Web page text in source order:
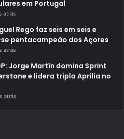
em Portugal
atrás
Rego faz seis em seis e
pentacampeão dos Açores
atrás
Jorge Martín domina Sprint
e lidera tripla Aprilia no
atrás